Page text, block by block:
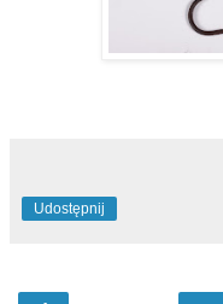
Udostępnij